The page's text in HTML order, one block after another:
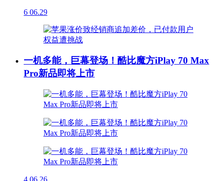
6 06.29
一机多能，巨幕登场！酷比魔方iPlay 70 Max
Pro新品即将上市